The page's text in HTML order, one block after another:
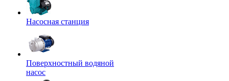
Насосная станция
Поверхностный водяной
насос